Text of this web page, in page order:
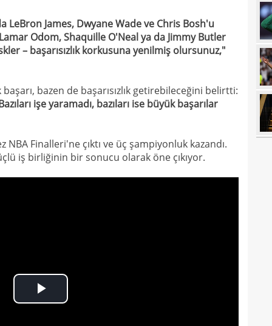
LeBron James, Dwyane Wade ve Chris Bosh'u
Odom, Shaquille O'Neal ya da Jimmy Butler
– başarısızlık korkusuna yenilmiş olursunuz,"
bazen de başarısızlık getirebileceğini belirtti:
işe yaramadı, bazıları ise büyük başarılar
Finalleri'ne çıktı ve üç şampiyonluk kazandı.
iş birliğinin bir sonucu olarak öne çıkıyor.
Play
hiç
çıktı